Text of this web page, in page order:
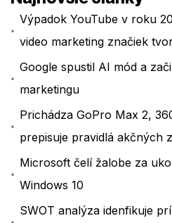
Výpadok YouTube v roku
video marketing značiek
Google spustil AI mód a
marketingu
Prichádza GoPro Max 2,
prepisuje pravidlá akčných
Microsoft čelí žalobe za
Windows 10
SWOT analýza idenfikuje